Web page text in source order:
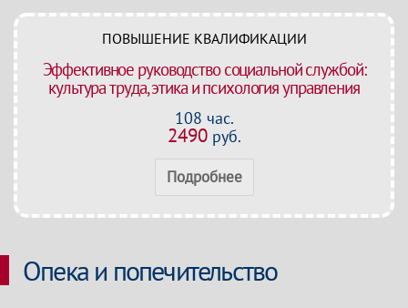
ПОВЫШЕНИЕ КВАЛИФИКАЦИИ
Эффективное руководство социальной службой:
культура труда, этика и психология управления
108 час.
2490руб.
Подробнее
Опека и попечительство